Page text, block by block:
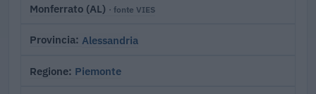
Monferrato (AL) · fonte VIES
Provincia Alessandria
Regione Piemonte